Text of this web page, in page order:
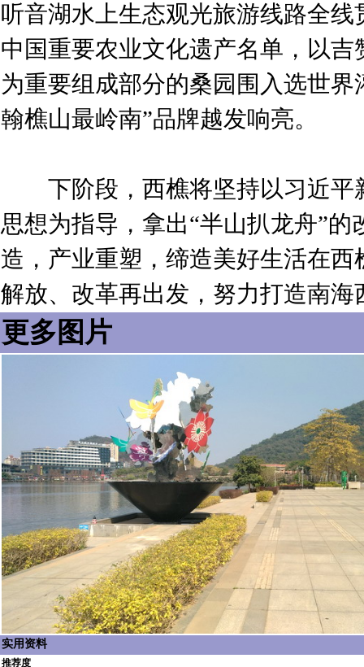
听音湖水上生态观光旅游线路全
中国重要农业文化遗产名单，以
为重要组成部分的桑园围入选世界
翰樵山最岭南”品牌越发响亮。
下阶段，西樵将坚持以习近平
思想为指导，拿出“半山扒龙舟”的
造，产业重塑，缔造美好生活在西
解放、改革再出发，努力打造南海
更多图片
实用资料
推荐度